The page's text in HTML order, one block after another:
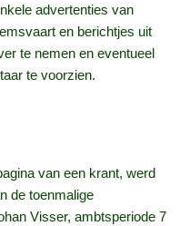
advertenties van
en berichtjes uit
te nemen en eventueel
te voorzien.
van een krant, werd
de toenmalige
Visser, ambtsperiode 7